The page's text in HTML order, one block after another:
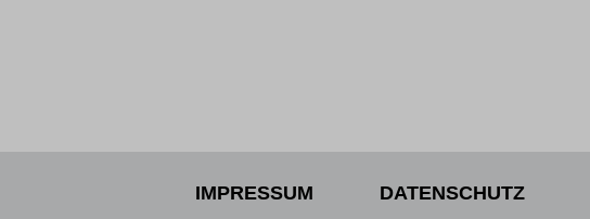
IMPRESSUM DATENSCHUTZ